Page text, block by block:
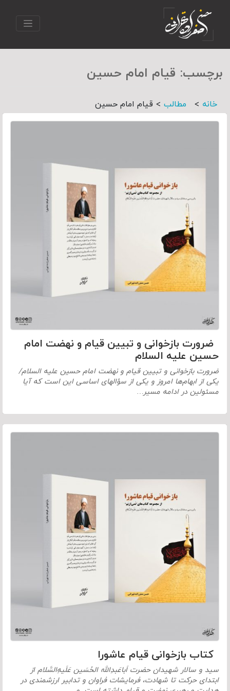
برچسب: قیام امام حسین
خانه > مطالب > قیام امام حسین
ضرورت بازخوانی و تبیین قیام و نهضت امام
حسین علیه السلام
ضرورت بازخوانی و تبیین قیام و نهضت امام حسین علیه السلام/
یکی از ابهام‌ها امروز و یکی از سؤالهای اساسی این است که آیا
مسئولین در ادامه مسیر…
کتاب بازخوانی قیام عاشورا
سید و سالار شهیدان حضرت اَباعَبدِالله الحُسَین عَلَیهِ‌السَّلام از
ابتدای حرکت تا شهادت، فرمایشات فراوان و تدابیر ارزشمندی در